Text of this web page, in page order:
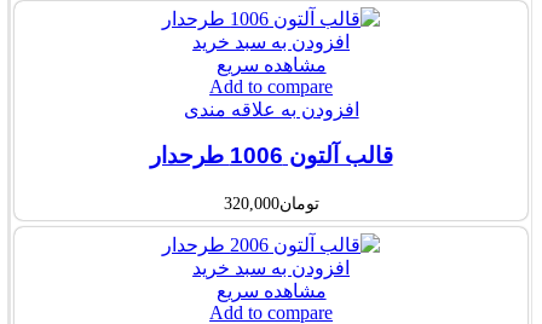
افزودن به سبد خرید
مشاهده سریع
Add to compare
افزودن به علاقه مندی
قالب آلتون 1006 طرحدار
تومان320,000
افزودن به سبد خرید
مشاهده سریع
Add to compare